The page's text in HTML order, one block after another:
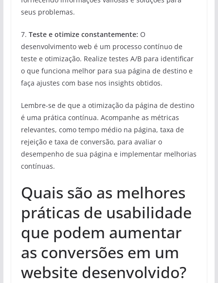
seus problemas.
7. Teste e otimize constantemente: O
desenvolvimento web é um processo contínuo de
teste e otimização. Realize testes A/B para identificar
o que funciona melhor para sua página de destino e
faça ajustes com base nos insights obtidos.
Lembre-se de que a otimização da página de destino
é uma prática contínua. Acompanhe as métricas
relevantes, como tempo médio na página, taxa de
rejeição e taxa de conversão, para avaliar o
desempenho de sua página e implementar melhorias
contínuas.
Quais são as melhores
práticas de usabilidade
que podem aumentar
as conversões em um
website desenvolvido?